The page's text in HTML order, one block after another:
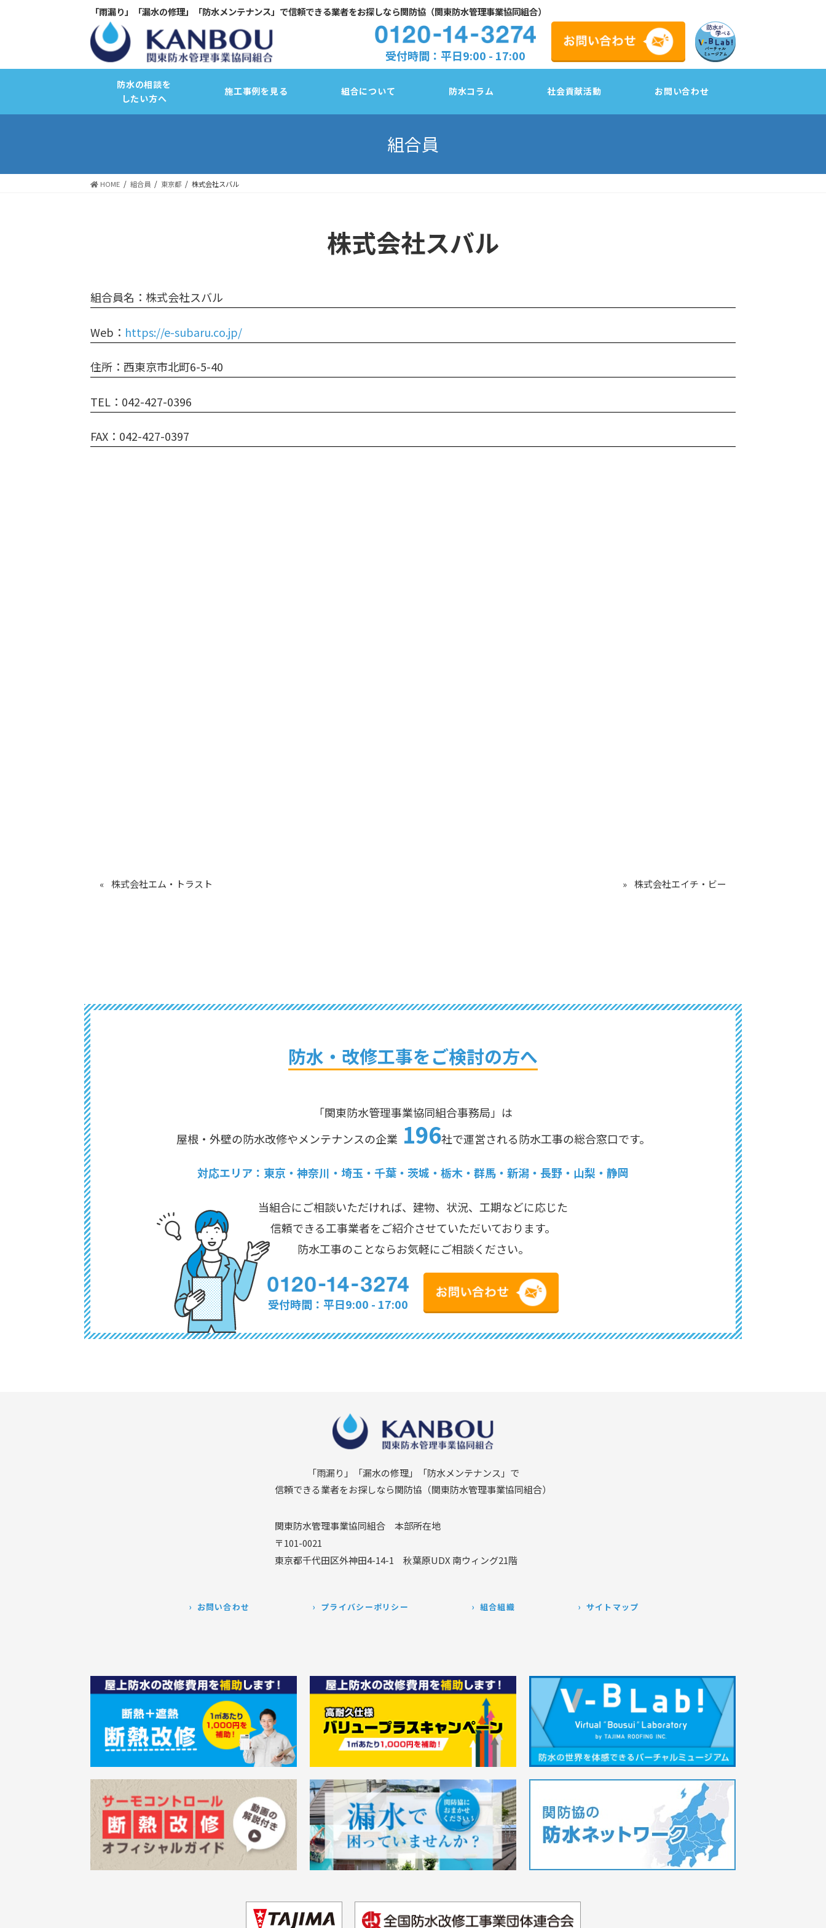
「雨漏り」「漏水の修理」「防水メンテナンス」で信頼できる業者をお探しなら関防協（関東防水管理事業協同組合）
受付時間：平日9:00 - 17:00
防水の相談を
したい方へ
施工事例を見る 組合について
茨城県
防水コラム 社会貢献活動 お問い合わせ
組合員
HOME 組合員 東京都 株式会社スバル
株式会社スバル
組合員名：株式会社スバル
Web： https://e-subaru.co.jp/
住所：西東京市北町6-5-40
TEL：042-427-0396
FAX：042-427-0397
株式会社エム・トラスト 株式会社エイチ・ビー
防水・改修工事をご検討の方へ
「関東防水管理事業協同組合事務局」は
屋根・外壁の防水改修やメンテナンスの企業 196社で運営される防水工事の総合窓口です。
対応エリア：東京・神奈川・埼玉・千葉・茨城・栃木・群馬・新潟・長野・山梨・静岡
当組合にご相談いただければ、建物、状況、工期などに応じた
信頼できる工事業者をご紹介させていただいております。
防水工事のことならお気軽にご相談ください。
受付時間：平日9:00 - 17:00
「雨漏り」「漏水の修理」
「防水メンテナンス」で
信頼できる業者をお探しなら関防協 （関東防水管理事業協同組合）
関東防水管理事業協同組合 本部所在地
〒101-0021
東京都千代田区外神田4-14-1 秋葉原UDX 南ウィング21階
お問い合わせ プライバシーポリシー 組合組織 サイトマップ